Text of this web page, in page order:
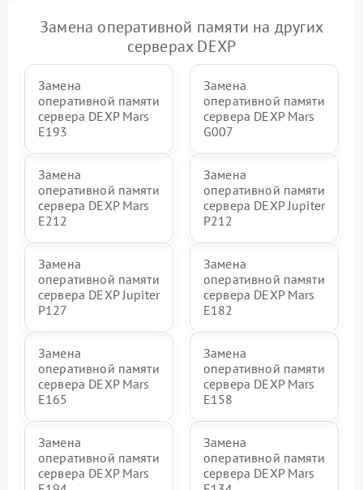
Замена оперативной памяти на других
серверах DEXP
Замена
оперативной памяти
сервера DEXP Mars
E193
Замена
оперативной памяти
сервера DEXP Mars
G007
Замена
оперативной памяти
сервера DEXP Mars
E212
Замена
оперативной памяти
сервера DEXP Jupiter
P212
Замена
оперативной памяти
сервера DEXP Jupiter
P127
Замена
оперативной памяти
сервера DEXP Mars
E182
Замена
оперативной памяти
сервера DEXP Mars
E165
Замена
оперативной памяти
сервера DEXP Mars
E158
Замена
оперативной памяти
сервера DEXP Mars
Замена
оперативной памяти
сервера DEXP Mars